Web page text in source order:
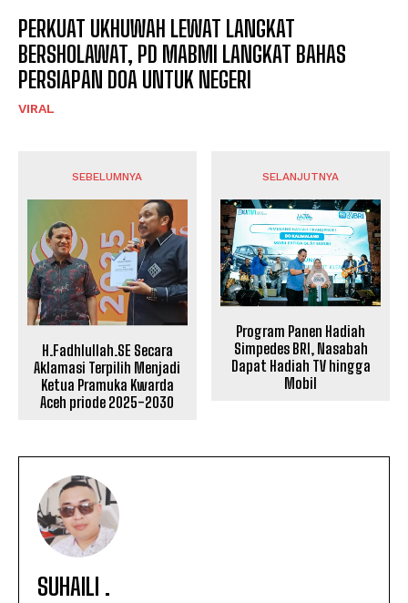
PERKUAT UKHUWAH LEWAT LANGKAT
BERSHOLAWAT, PD MABMI LANGKAT BAHAS
PERSIAPAN DOA UNTUK NEGERI
VIRAL
SEBELUMNYA
H.Fadhlullah.SE Secara
Aklamasi Terpilih Menjadi
Ketua Pramuka Kwarda
Aceh priode 2025-2030
SELANJUTNYA
Program Panen Hadiah
Simpedes BRI, Nasabah
Dapat Hadiah TV hingga
Mobil
SUHAILI .